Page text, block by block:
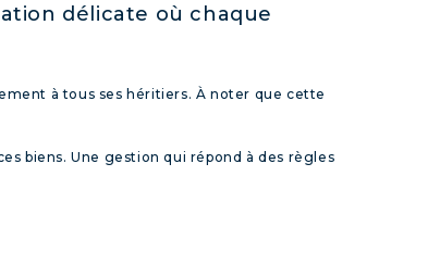
délicate où chaque
à tous ses héritiers. À noter que cette
biens. Une gestion qui répond à des règles